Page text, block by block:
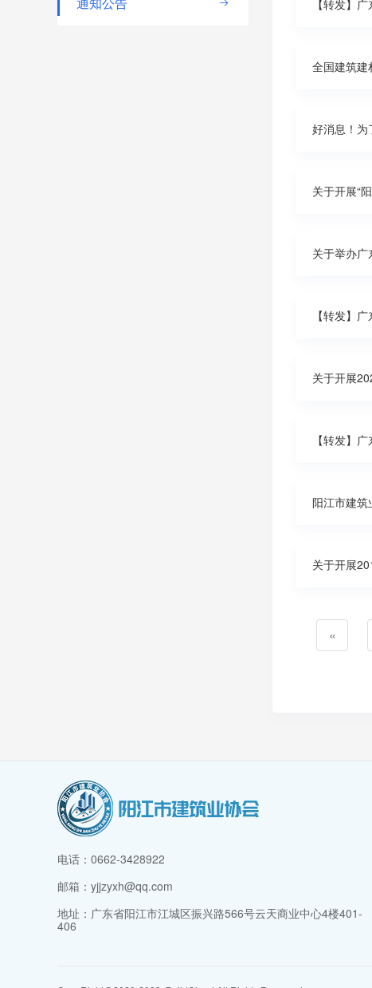
 【转发】
全国建筑建
关于开展“
关于举办
【转发】
【转发】
阳江市建
关于开展
«
电话：0662-3428922
邮箱：yjjzyxh@qq.com
地址：广东省阳江市江城区振兴路566号云天商业中心4楼401-
406